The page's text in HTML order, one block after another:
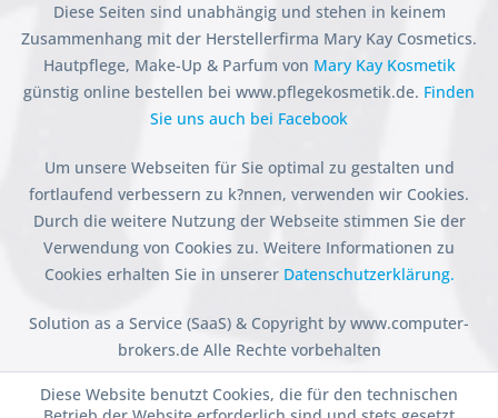
Diese Seiten sind unabhängig und stehen in keinem
Zusammenhang mit der Herstellerfirma Mary Kay Cosmetics.
Hautpflege, Make-Up & Parfum von Mary Kay Kosmetik
günstig online bestellen bei www.pflegekosmetik.de. Finden
Sie uns auch bei Facebook
Um unsere Webseiten für Sie optimal zu gestalten und
fortlaufend verbessern zu k?nnen, verwenden wir Cookies.
Durch die weitere Nutzung der Webseite stimmen Sie der
Verwendung von Cookies zu. Weitere Informationen zu
Cookies erhalten Sie in unserer Datenschutzerklärung.
Solution as a Service (SaaS) & Copyright by www.computer-
brokers.de Alle Rechte vorbehalten
Diese Website benutzt Cookies, die für den technischen